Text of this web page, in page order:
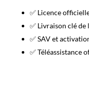
✅ Licence
✅ Livraison clé
✅ SAV et
✅ Téléassistance